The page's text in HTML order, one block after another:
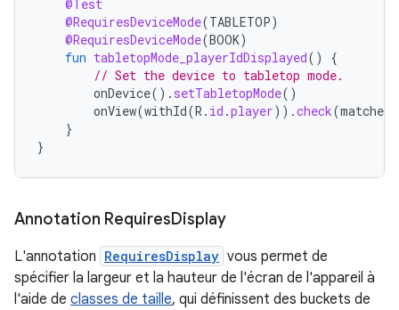
@Test
@RequiresDeviceMode(TABLETOP)
@RequiresDeviceMode(BOOK)
fun tabletopMode_playerIdDisplayed()
{
// Set the device to tabletop mode.
onDevice(). setTabletopMode()
onView(withId(R . id .player)).check(matches
}
}
Annotation RequiresDisplay
L'annotation RequiresDisplay vous permet de
spécifier la largeur et la hauteur de l'écran de l'appareil à
l'aide de classes de taille, qui définissent des buckets de